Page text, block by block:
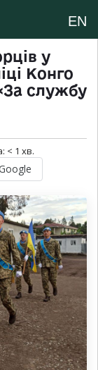
EN
у
Конго
службу
< 1 хв.